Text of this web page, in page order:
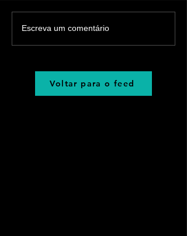
Escreva um comentário
Voltar para o feed